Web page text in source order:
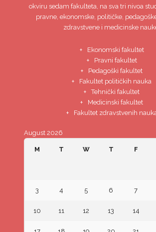
okviru sedam fakulteta, na sva tri nivoa
pravne, ekonomske, političke,
zdravstvene i medicinske
Ekonomski fakultet
Pravni fakultet
Pedagoški fakultet
Fakultet političkih nauka
Tehnički fakultet
Medicinski fakultet
Fakultet zdravstvenih
August 2026
M T W T F
3 4 5 6 7
10 11 12 13 14